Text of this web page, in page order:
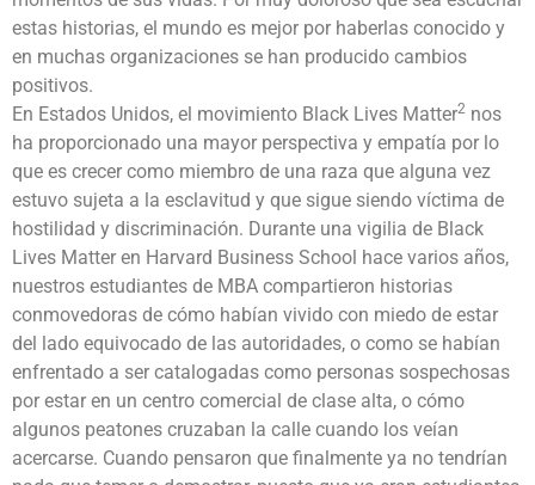
estas historias, el mundo es mejor por haberlas conocido y
en muchas organizaciones se han producido cambios
positivos.
En Estados Unidos, el movimiento Black Lives Matter2 nos
ha proporcionado una mayor perspectiva y empatía por lo
que es crecer como miembro de una raza que alguna vez
estuvo sujeta a la esclavitud y que sigue siendo víctima de
hostilidad y discriminación. Durante una vigilia de Black
Lives Matter en Harvard Business School hace varios años,
nuestros estudiantes de MBA compartieron historias
conmovedoras de cómo habían vivido con miedo de estar
del lado equivocado de las autoridades, o como se habían
enfrentado a ser catalogadas como personas sospechosas
por estar en un centro comercial de clase alta, o cómo
algunos peatones cruzaban la calle cuando los veían
acercarse. Cuando pensaron que finalmente ya no tendrían